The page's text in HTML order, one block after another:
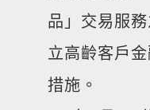
品」交易服
立高齡客戶
措施。